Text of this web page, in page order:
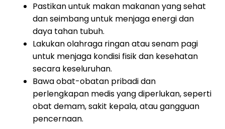
Pastikan untuk makan makanan yang sehat
dan seimbang untuk menjaga energi dan
daya tahan tubuh.
Lakukan olahraga ringan atau senam pagi
untuk menjaga kondisi fisik dan kesehatan
secara keseluruhan.
Bawa obat-obatan pribadi dan
perlengkapan medis yang diperlukan, seperti
obat demam, sakit kepala, atau gangguan
pencernaan.